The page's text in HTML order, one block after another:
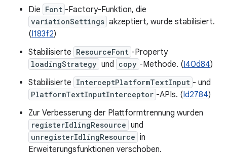
Die Font -Factory-Funktion, die
variationSettings akzeptiert, wurde stabilisiert.
(I183f2)
Stabilisierte ResourceFont -Property
loadingStrategy und copy -Methode. (I40d84)
Stabilisierte InterceptPlatformTextInput - und
PlatformTextInputInterceptor -APIs. (Id2784)
Zur Verbesserung der Plattformtrennung wurden
registerIdlingResource und
unregisterIdlingResource in
Erweiterungsfunktionen verschoben.